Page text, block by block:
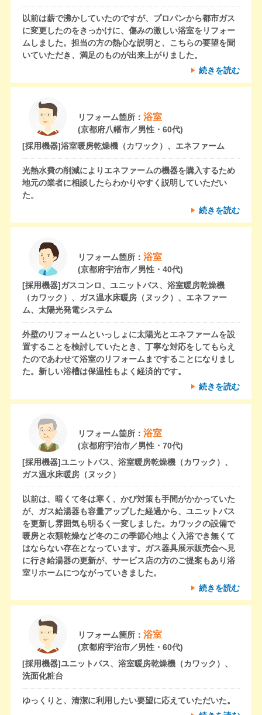
以前は薪で沸かしていたのですが、プロパンから都市ガス
に変更したのをきっかけに、傷みの激しい浴室をリフォー
ムしました。担当の方の熱心な説明と、こちらの要望を聞
いていただき、満足のものが出来上がりました。
続きを読む
リフォーム箇所： 浴室
(京都府八幡市／男性・60代)
[採用機器]浴室暖房乾燥機（カワック）、エネファーム
光熱水費の削減によりエネファームの機器を購入するため
地元の業者に相談したらわかりやすく説明していただい
た。
続きを読む
リフォーム箇所： 浴室
(京都府宇治市／男性・40代)
[採用機器]ガスコンロ、ユニットバス、浴室暖房乾燥機
（カワック）、ガス温水床暖房（ヌック）、エネファー
ム、太陽光発電システム
外壁のリフォームといっしょに太陽光とエネファームを設
置することを検討していたとき、丁寧な対応をしてもらえ
たのであわせて浴室のリフォームまですることになりまし
た。新しい浴槽は保温性もよく経済的です。
続きを読む
リフォーム箇所： 浴室
(京都府宇治市／男性・70代)
[採用機器]ユニットバス、浴室暖房乾燥機（カワック）、
ガス温水床暖房（ヌック）
以前は、暗くて冬は寒く、かび対策も手間がかかっていた
が、ガス給湯器も容量アップした経過から、ユニットバス
を更新し雰囲気も明るく一変しました。カワックの設備で
暖房と衣類乾燥など冬のこの季節心地よく入浴でき無くて
はならない存在となっています。ガス器具展示販売会へ見
に行き給湯器の更新が、サービス店の方のご提案もあり浴
室リホームにつながっていきました。
続きを読む
リフォーム箇所： 浴室
(京都府宇治市／男性・60代)
[採用機器]ユニットバス、浴室暖房乾燥機（カワック）、
洗面化粧台
ゆっくりと、清潔に利用したい要望に応えていただいた。